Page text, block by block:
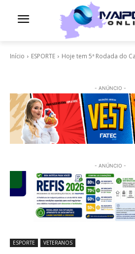
Início ESPORTE Hoje tem 5ª Rodada do
- ANÚNCIO -
- ANÚNCIO -
ESPORTE VETERANOS